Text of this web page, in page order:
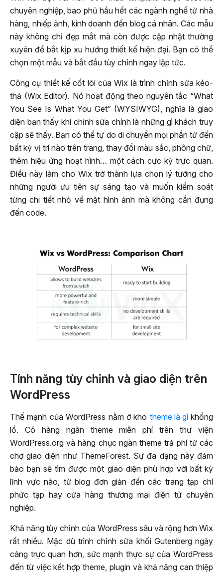
chuyên nghiệp, bao phủ hầu hết các ngành nghề từ nhà
hàng, nhiếp ảnh, kinh doanh đến blog cá nhân. Các mẫu
này không chỉ đẹp mắt mà còn được cập nhật thường
xuyên để bắt kịp xu hướng thiết kế hiện đại. Bạn có thể
chọn một mẫu và bắt đầu tùy chỉnh ngay lập tức.
Công cụ thiết kế cốt lõi của Wix là trình chỉnh sửa kéo-
thả (Wix Editor). Nó hoạt động theo nguyên tắc “What
You See Is What You Get” (WYSIWYG), nghĩa là giao
diện bạn thấy khi chỉnh sửa chính là những gì khách truy
cập sẽ thấy. Bạn có thể tự do di chuyển mọi phần tử đến
bất kỳ vị trí nào trên trang, thay đổi màu sắc, phông chữ,
thêm hiệu ứng hoạt hình… một cách cực kỳ trực quan.
Điều này làm cho Wix trở thành lựa chọn lý tưởng cho
những người ưu tiên sự sáng tạo và muốn kiểm soát
từng chi tiết nhỏ về mặt hình ảnh mà không cần đụng
đến code.
Tính năng tùy chỉnh và giao diện trên
WordPress
Thế mạnh của WordPress nằm ở kho theme là gìkhổng
lồ. Có hàng ngàn theme miễn phí trên thư viện
WordPress.org và hàng chục ngàn theme trả phí từ các
chợ giao diện như ThemeForest. Sự đa dạng này đảm
bảo bạn sẽ tìm được một giao diện phù hợp với bất kỳ
lĩnh vực nào, từ blog đơn giản đến các trang tạp chí
phức tạp hay cửa hàng thương mại điện tử chuyên
nghiệp.
Khả năng tùy chỉnh của WordPress sâu và rộng hơn Wix
rất nhiều. Mặc dù trình chỉnh sửa khối Gutenberg ngày
càng trực quan hơn, sức mạnh thực sự của WordPress
đến từ việc kết hợp theme, plugin và khả năng can thiệp